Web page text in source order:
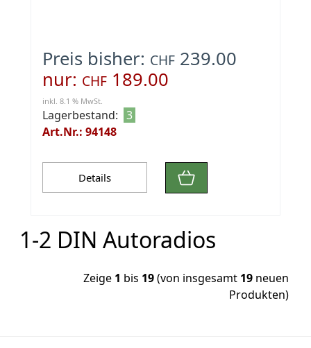
Preis bisher: CHF 239.00
nur: CHF 189.00
inkl. 8.1 % MwSt.
Lagerbestand: 3
Art.Nr.: 94148
Details
1-2 DIN Autoradios
Zeige 1 bis 19(von insgesamt 19 neuen
Produkten)